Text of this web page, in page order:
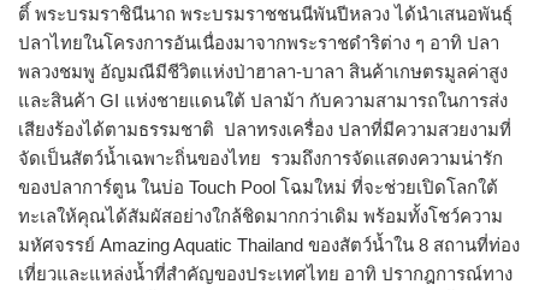
ติ์ พระบรมราชินีนาถ พระบรมราชชนนีพันปีหลวง ได้นำเสนอพันธุ์
ปลาไทยในโครงการอันเนื่องมาจากพระราชดำริต่าง ๆ อาทิ ปลา
พลวงชมพู อัญมณีมีชีวิตแห่งป่าฮาลา-บาลา สินค้าเกษตรมูลค่าสูง
และสินค้า GI แห่งชายแดนใต้ ปลาม้า กับความสามารถในการส่ง
เสียงร้องได้ตามธรรมชาติ ปลาทรงเครื่อง ปลาที่มีความสวยงามที่
จัดเป็นสัตว์น้ำเฉพาะถิ่นของไทย รวมถึงการจัดแสดงความน่ารัก
ของปลาการ์ตูน ในบ่อ Touch Pool โฉมใหม่ ที่จะช่วยเปิดโลกใต้
ทะเลให้คุณได้สัมผัสอย่างใกล้ชิดมากกว่าเดิม พร้อมทั้งโชว์ความ
มหัศจรรย์ Amazing Aquatic Thailand ของสัตว์น้ำใน 8 สถานที่ท่อง
เที่ยวและแหล่งน้ำที่สำคัญของประเทศไทย อาทิ ปรากฎการณ์ทาง